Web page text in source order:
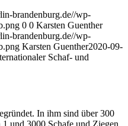
brandenburg.de//wp-
0 0 Karsten Guenther
brandenburg.de//wp-
Karsten Guenther2020-09-
Schaf- und
In ihm sind über 300